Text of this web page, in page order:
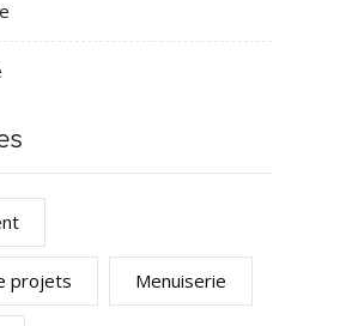
projets Menuiserie